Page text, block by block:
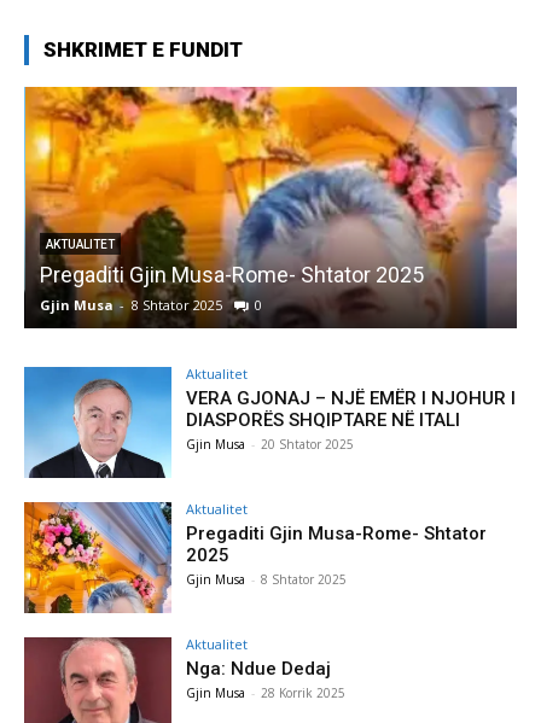
SHKRIMET E FUNDIT
AKTUALITET
Pregaditi Gjin Musa-Rome- Shtator 2025
Gjin Musa - 8 Shtator 2025 0
Aktualitet
VERA GJONAJ – NJË EMËR I NJOHUR I
DIASPORËS SHQIPTARE NË ITALI
Gjin Musa - 20 Shtator 2025
Aktualitet
Pregaditi Gjin Musa-Rome- Shtator
2025
Gjin Musa - 8 Shtator 2025
Aktualitet
Nga: Ndue Dedaj
Gjin Musa - 28 Korrik 2025